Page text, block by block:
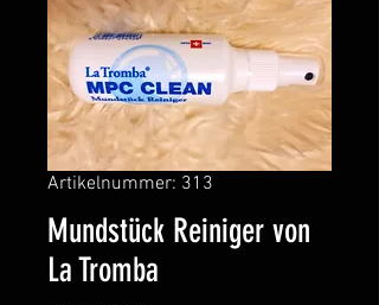
Artikelnummer: 313
Mundstück Reiniger von
La Tromba